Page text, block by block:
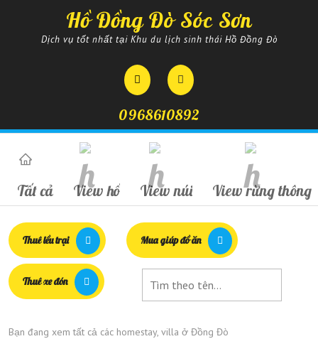
Hồ Đồng Đò Sóc Sơn
Dịch vụ tốt nhất tại Khu du lịch sinh thái Hồ Đồng Đò
Open
Button
0968610892
Tất cả View hồ View núi View rừng thông
Thuê lều trại Mua giúp đồ ăn
Thuê xe đón
Bạn đang xem tất cả các homestay, villa ở Đồng Đò